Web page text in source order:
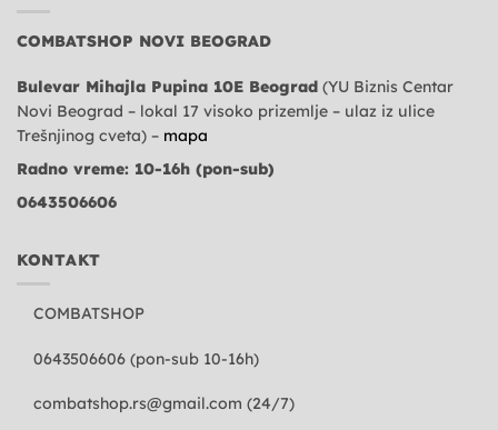
COMBATSHOP NOVI BEOGRAD
Bulevar Mihajla Pupina 10E Beograd (YU Biznis Centar
Novi Beograd – lokal 17 visoko prizemlje – ulaz iz ulice
Trešnjinog cveta) – mapa
Radno vreme: 10-16h (pon-sub)
0643506606
KONTAKT
COMBATSHOP
0643506606 (pon-sub 10-16h)
combatshop.rs@gmail.com (24/7)